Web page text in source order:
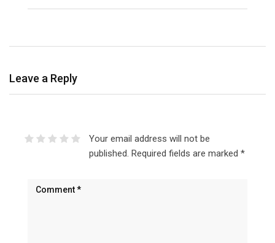
Leave a Reply
Your email address will not be
published. Required fields are marked *